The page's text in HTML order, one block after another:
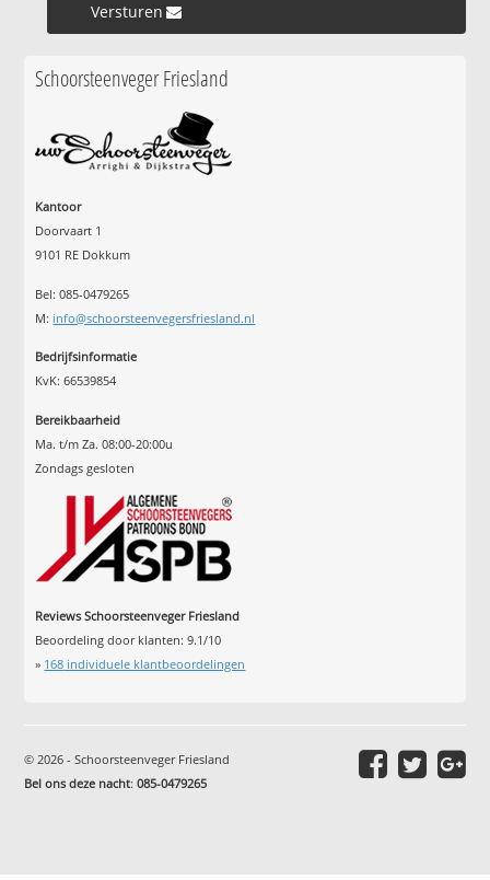
Versturen »
Schoorsteenveger Friesland
Kantoor
Doorvaart 1
9101 RE Dokkum
Bel: 085-0479265
M: info@schoorsteenvegersfriesland.nl
Bedrijfsinformatie
KvK: 66539854
Bereikbaarheid
Ma. t/m Za. 08:00-20:00u
Zondags gesloten
Reviews Schoorsteenveger Friesland
Beoordeling door klanten:9.1/10
» 168 individuele klantbeoordelingen
© 2026 - Schoorsteenveger Friesland
Bel ons deze nacht:085-0479265